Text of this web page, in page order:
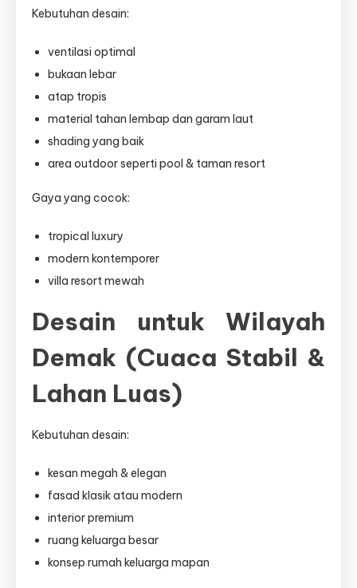
Kebutuhan desain:
ventilasi optimal
bukaan lebar
atap tropis
material tahan lembap dan garam laut
shading yang baik
area outdoor seperti pool & taman resort
Gaya yang cocok:
tropical luxury
modern kontemporer
villa resort mewah
Desain untuk Wilayah
Demak (Cuaca Stabil &
Lahan Luas)
Kebutuhan desain:
kesan megah & elegan
fasad klasik atau modern
interior premium
ruang keluarga besar
konsep rumah keluarga mapan